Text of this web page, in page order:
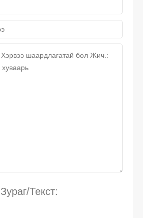
Зураг/Текст: